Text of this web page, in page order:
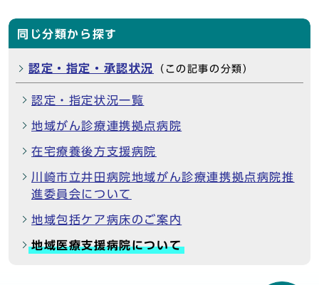
同じ分類から探す
認定・指定・承認状況 （この記事の分類）
認定・指定状況一覧
地域がん診療連携拠点病院
在宅療養後方支援病院
川崎市立井田病院地域がん診療連携拠点病院推
進委員会について
地域包括ケア病床のご案内
地域医療支援病院について